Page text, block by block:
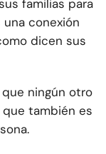
familias para
conexión
dicen sus
ningún otro
también es